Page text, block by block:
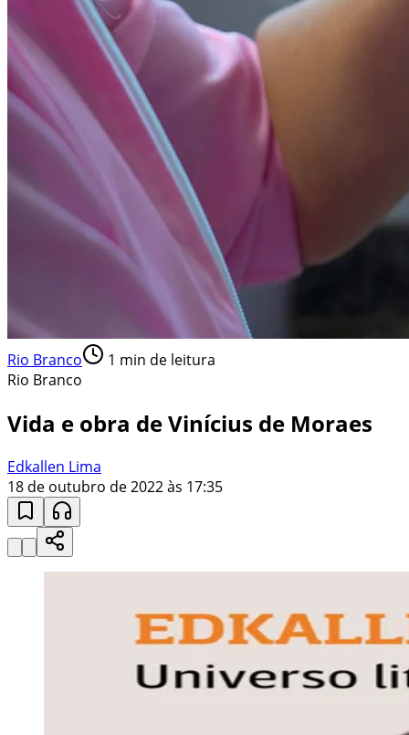
Rio Branco 1 min de leitura
Rio Branco
Vida e obra de Vinícius de Moraes
Edkallen Lima
18 de outubro de 2022 às 17:35